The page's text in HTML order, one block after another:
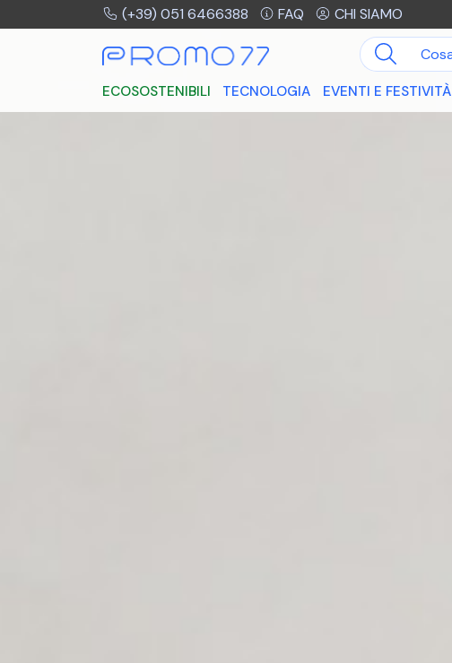
(+39) 051 6466388 FAQ CHI SIAMO
ECOSOSTENIBILI TECNOLOGIA EVENTI E FESTIVITÀ